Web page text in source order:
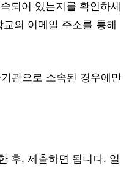
되어 있는지를 확인하세
의 이메일 주소를 통해
관으로 소속된 경우에만
후, 제출하면 됩니다. 일